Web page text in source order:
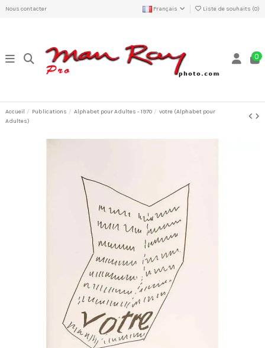
Nous contacter Français Liste de souhaits (0)
0
Accueil Publications Alphabet pour Adultes - 1970
votre (Alphabet pour
Adultes)